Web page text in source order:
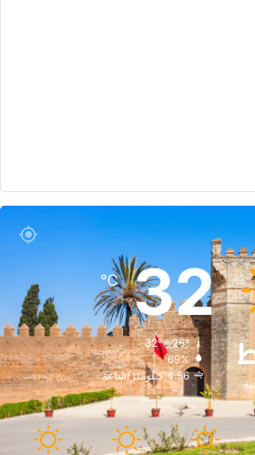
32
℃
32º - 26º
69%
4.56 كيلومتر/ساعة